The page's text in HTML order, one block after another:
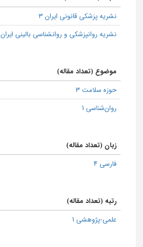
نشریه پزشکی قانونی ایران 3
نشریه روانپزشکی و روانشناسی بالینی ایران 1
موضوع (تعداد مقاله)
حوزه سلامت 3
روان‌شناسی 1
زبان (تعداد مقاله)
فارسی 4
رتبه (تعداد مقاله)
علمی-پژوهشی 1